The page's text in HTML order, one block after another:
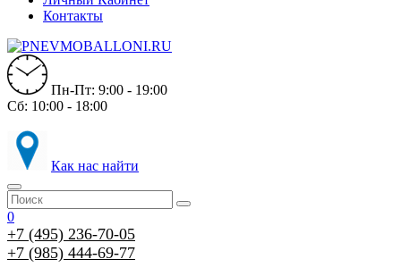
Контакты
Пн-Пт: 9:00 - 19:00
Сб: 10:00 - 18:00
Как нас найти
0
+7 (495) 236-70-05
+7 (985) 444-69-77